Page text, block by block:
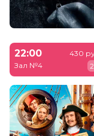
22:00
Зал №4
430